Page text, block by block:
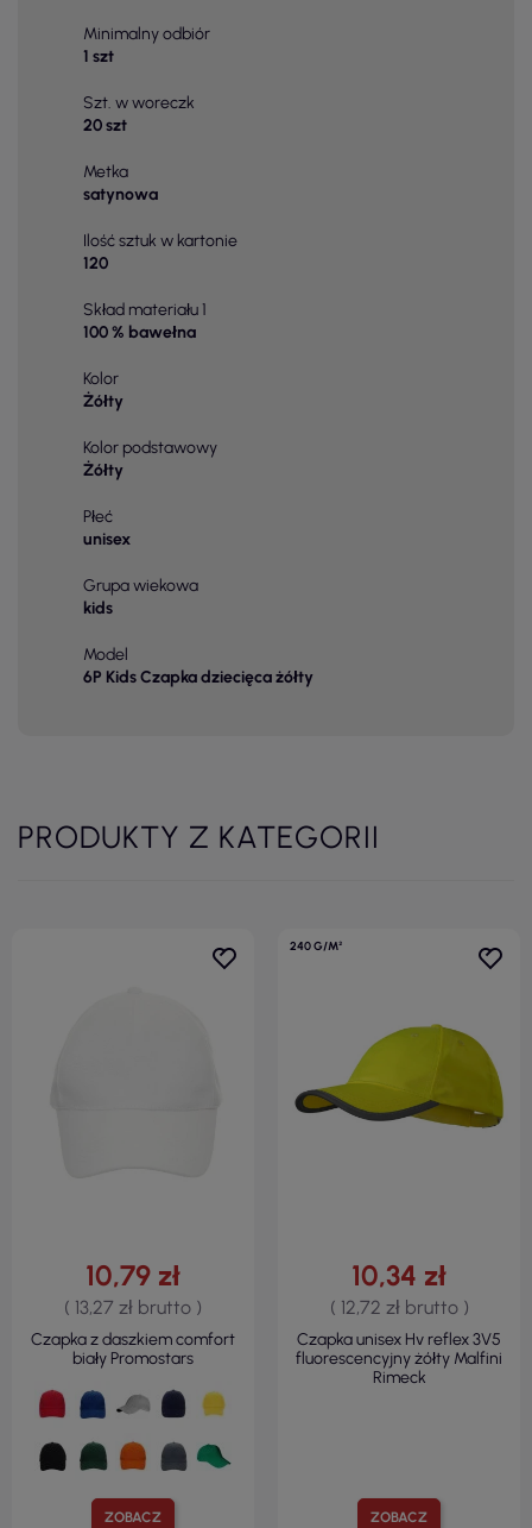
Minimalny odbiór
1 szt
Szt. w woreczk
20 szt
Metka
satynowa
Ilość sztuk w kartonie
120
Skład materiału 1
100 % bawełna
Kolor
Żółty
Kolor podstawowy
Żółty
Płeć
unisex
Grupa wiekowa
kids
Model
6P Kids Czapka dziecięca żółty
PRODUKTY Z KATEGORII
ZOBACZ
10,79 zł
( 13,27 zł brutto )
Czapka z daszkiem comfort
biały Promostars
240 G/M²
ZOBACZ
10,34 zł
( 12,72 zł brutto )
Czapka unisex Hv reflex 3V5
fluorescencyjny żółty Malfini
Rimeck